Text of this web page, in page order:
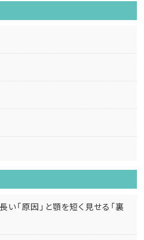
「原因」と顎を短く見せる「裏